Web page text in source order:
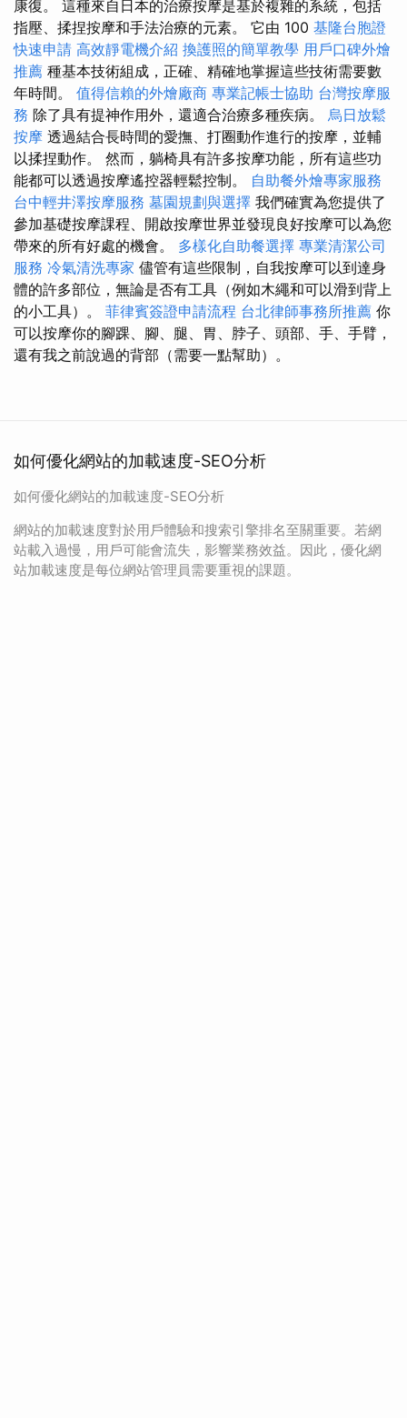
康復。 這種來自日本的治療按摩是基於複雜的系統，包括
指壓、揉捏按摩和手法治療的元素。 它由 100 基隆台胞證
快速申請 高效靜電機介紹 換護照的簡單教學 用戶口碑外燴
推薦 種基本技術組成，正確、精確地掌握這些技術需要數
年時間。 值得信賴的外燴廠商 專業記帳士協助 台灣按摩服
務 除了具有提神作用外，還適合治療多種疾病。 烏日放鬆
按摩 透過結合長時間的愛撫、打圈動作進行的按摩，並輔
以揉捏動作。 然而，躺椅具有許多按摩功能，所有這些功
能都可以透過按摩遙控器輕鬆控制。 自助餐外燴專家服務
台中輕井澤按摩服務 墓園規劃與選擇 我們確實為您提供了
參加基礎按摩課程、開啟按摩世界並發現良好按摩可以為您
帶來的所有好處的機會。 多樣化自助餐選擇 專業清潔公司
服務 冷氣清洗專家 儘管有這些限制，自我按摩可以到達身
體的許多部位，無論是否有工具（例如木繩和可以滑到背上
的小工具）。 菲律賓簽證申請流程 台北律師事務所推薦 你
可以按摩你的腳踝、腳、腿、胃、脖子、頭部、手、手臂，
還有我之前說過的背部（需要一點幫助）。
如何優化網站的加載速度-SEO分析
如何優化網站的加載速度-SEO分析
網站的加載速度對於用戶體驗和搜索引擎排名至關重要。若網
站載入過慢，用戶可能會流失，影響業務效益。因此，優化網
站加載速度是每位網站管理員需要重視的課題。